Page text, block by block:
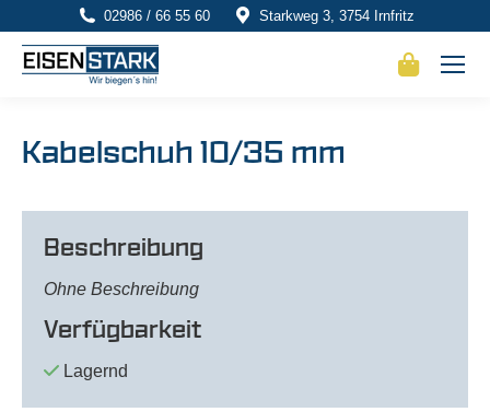
02986 / 66 55 60 Starkweg 3, 3754 Irnfritz
Kabelschuh 10/35 mm
Beschreibung
Ohne Beschreibung
Verfügbarkeit
Lagernd